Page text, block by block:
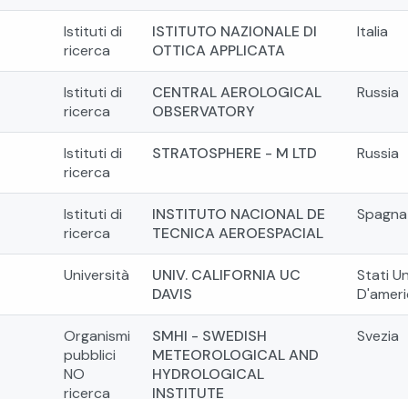
Istituti di
ricerca
ISTITUTO NAZIONALE DI
OTTICA APPLICATA
Italia
Istituti di
ricerca
CENTRAL AEROLOGICAL
OBSERVATORY
Russia
Istituti di
ricerca
STRATOSPHERE - M LTD Russia
Istituti di
ricerca
INSTITUTO NACIONAL DE
TECNICA AEROESPACIAL
Spagna
Università
UNIV. CALIFORNIA UC
DAVIS
Stati
Organismi
pubblici
NO
ricerca
SMHI - SWEDISH
METEOROLOGICAL AND
HYDROLOGICAL
INSTITUTE
Svezia